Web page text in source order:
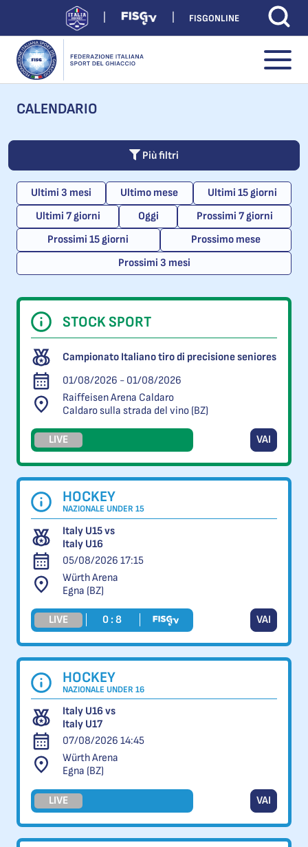
FISGONLINE
CALENDARIO
Più filtri
Ultimi 3 mesi Ultimo mese
Ultimi 15 giorni
Ultimi 7 giorni
Oggi
Prossimi 7 giorni
Prossimi 15 giorni
Prossimo mese
Prossimi 3 mesi
STOCK SPORT
Campionato Italiano tiro di precisione seniores
01/08/2026 - 01/08/2026
Raiffeisen Arena Caldaro
Caldaro sulla strada del vino (BZ)
LIVE VAI
HOCKEY
NAZIONALE UNDER 15
Italy U15 vs
Italy U16
05/08/2026 17:15
Würth Arena
Egna (BZ)
LIVE 0 : 8 VAI
HOCKEY
NAZIONALE UNDER 16
Italy U16 vs
Italy U17
07/08/2026 14:45
Würth Arena
Egna (BZ)
LIVE VAI